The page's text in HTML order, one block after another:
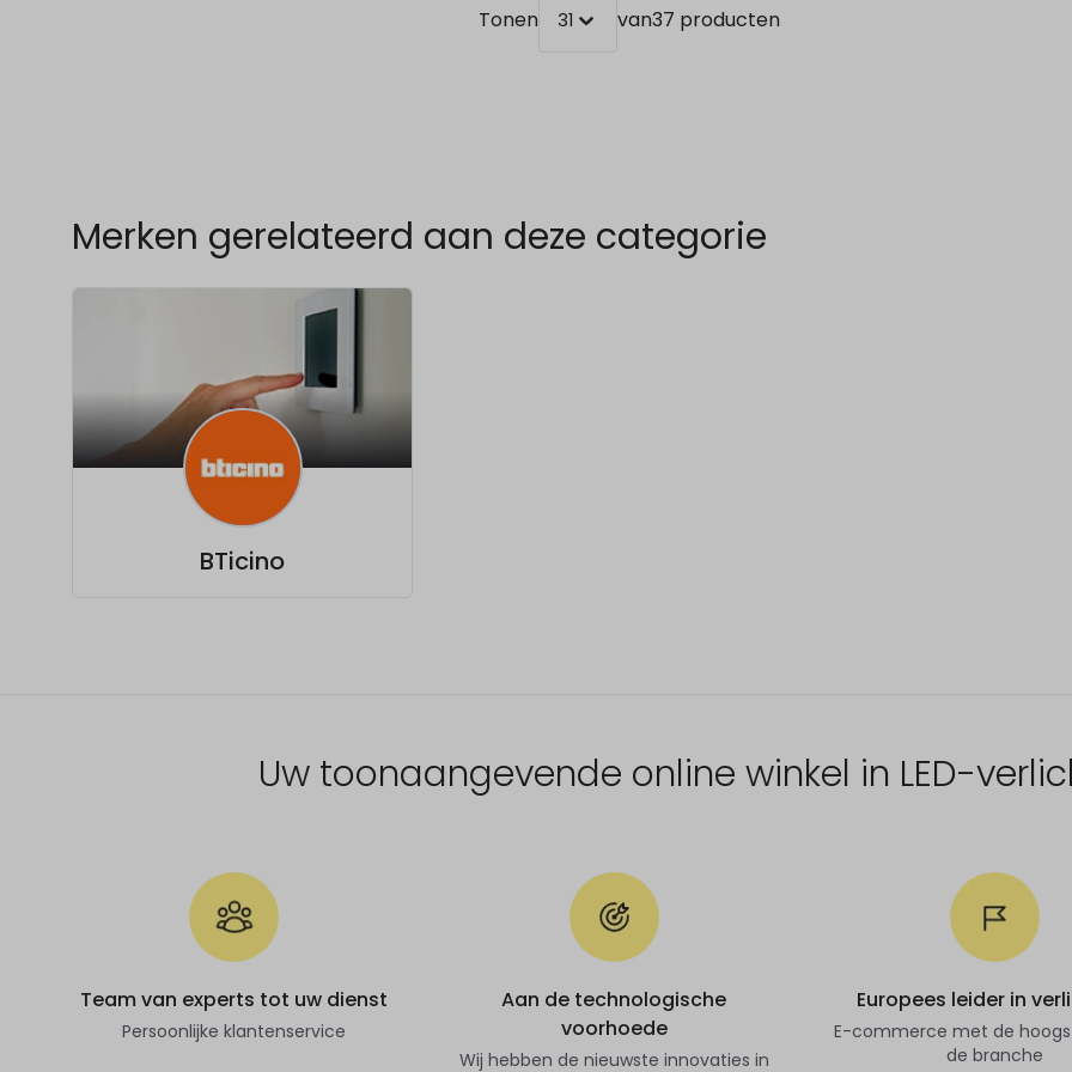
Tonen 31 van37 producten
Merken gerelateerd aan deze categorie
BTicino
Uw toonaangevende online winkel in LED-
Team van experts tot uw dienst
Persoonlijke klantenservice
Aan de technologische
voorhoede
Wij hebben de nieuwste innovaties in
Europees leider in
E-commerce met de
de branche